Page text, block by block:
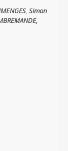
, Simon